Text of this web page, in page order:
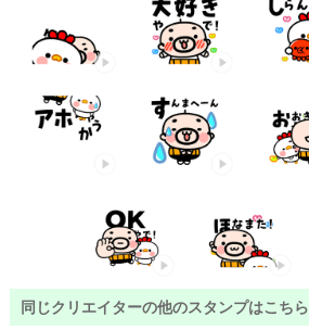
同じクリエイターの他のスタンプはこちら